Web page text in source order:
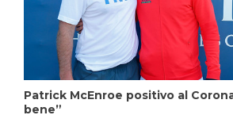
Patrick McEnroe positivo al
bene”